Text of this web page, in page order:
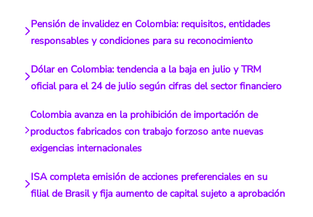
Pensión de invalidez en Colombia: requisitos, entidades
responsables y condiciones para su reconocimiento
Dólar en Colombia: tendencia a la baja en julio y TRM
oficial para el 24 de julio según cifras del sector financiero
Colombia avanza en la prohibición de importación de
productos fabricados con trabajo forzoso ante nuevas
exigencias internacionales
ISA completa emisión de acciones preferenciales en su
filial de Brasil y fija aumento de capital sujeto a aprobación